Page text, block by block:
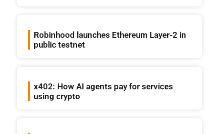
Robinhood launches Ethereum Layer-2 in
public testnet
x402: How AI agents pay for services
using crypto